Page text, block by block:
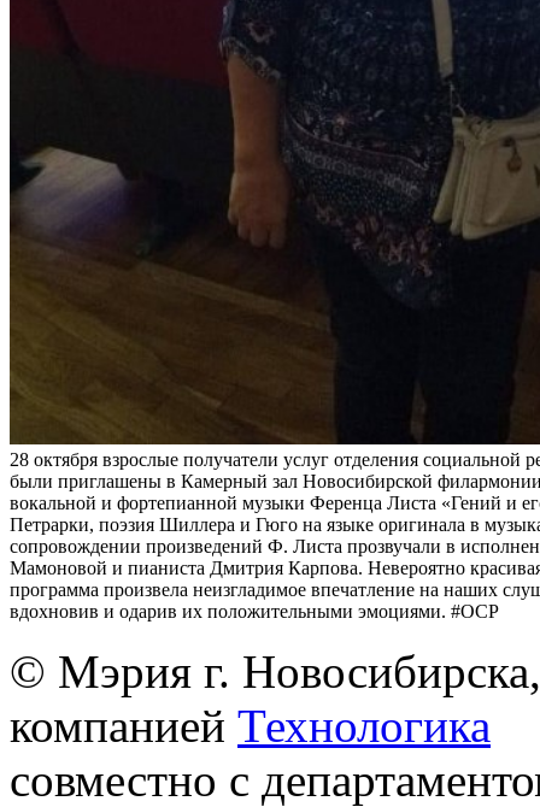
28 октября взрослые получатели услуг отделения социальной
были приглашены в Камерный зал Новосибирской
вокальной и фортепианной музыки Ференца Листа «Гений и
Петрарки, поэзия Шиллера и Гюго на языке оригинала в
сопровождении произведений Ф. Листа прозвучали в
Мамоновой и пианиста Дмитрия Карпова. Невероятно
программа произвела неизгладимое впечатление на наших
вдохновив и одарив их положительными эмоциями. #ОСР
© Мэрия г.
компанией Технологика
совместно с